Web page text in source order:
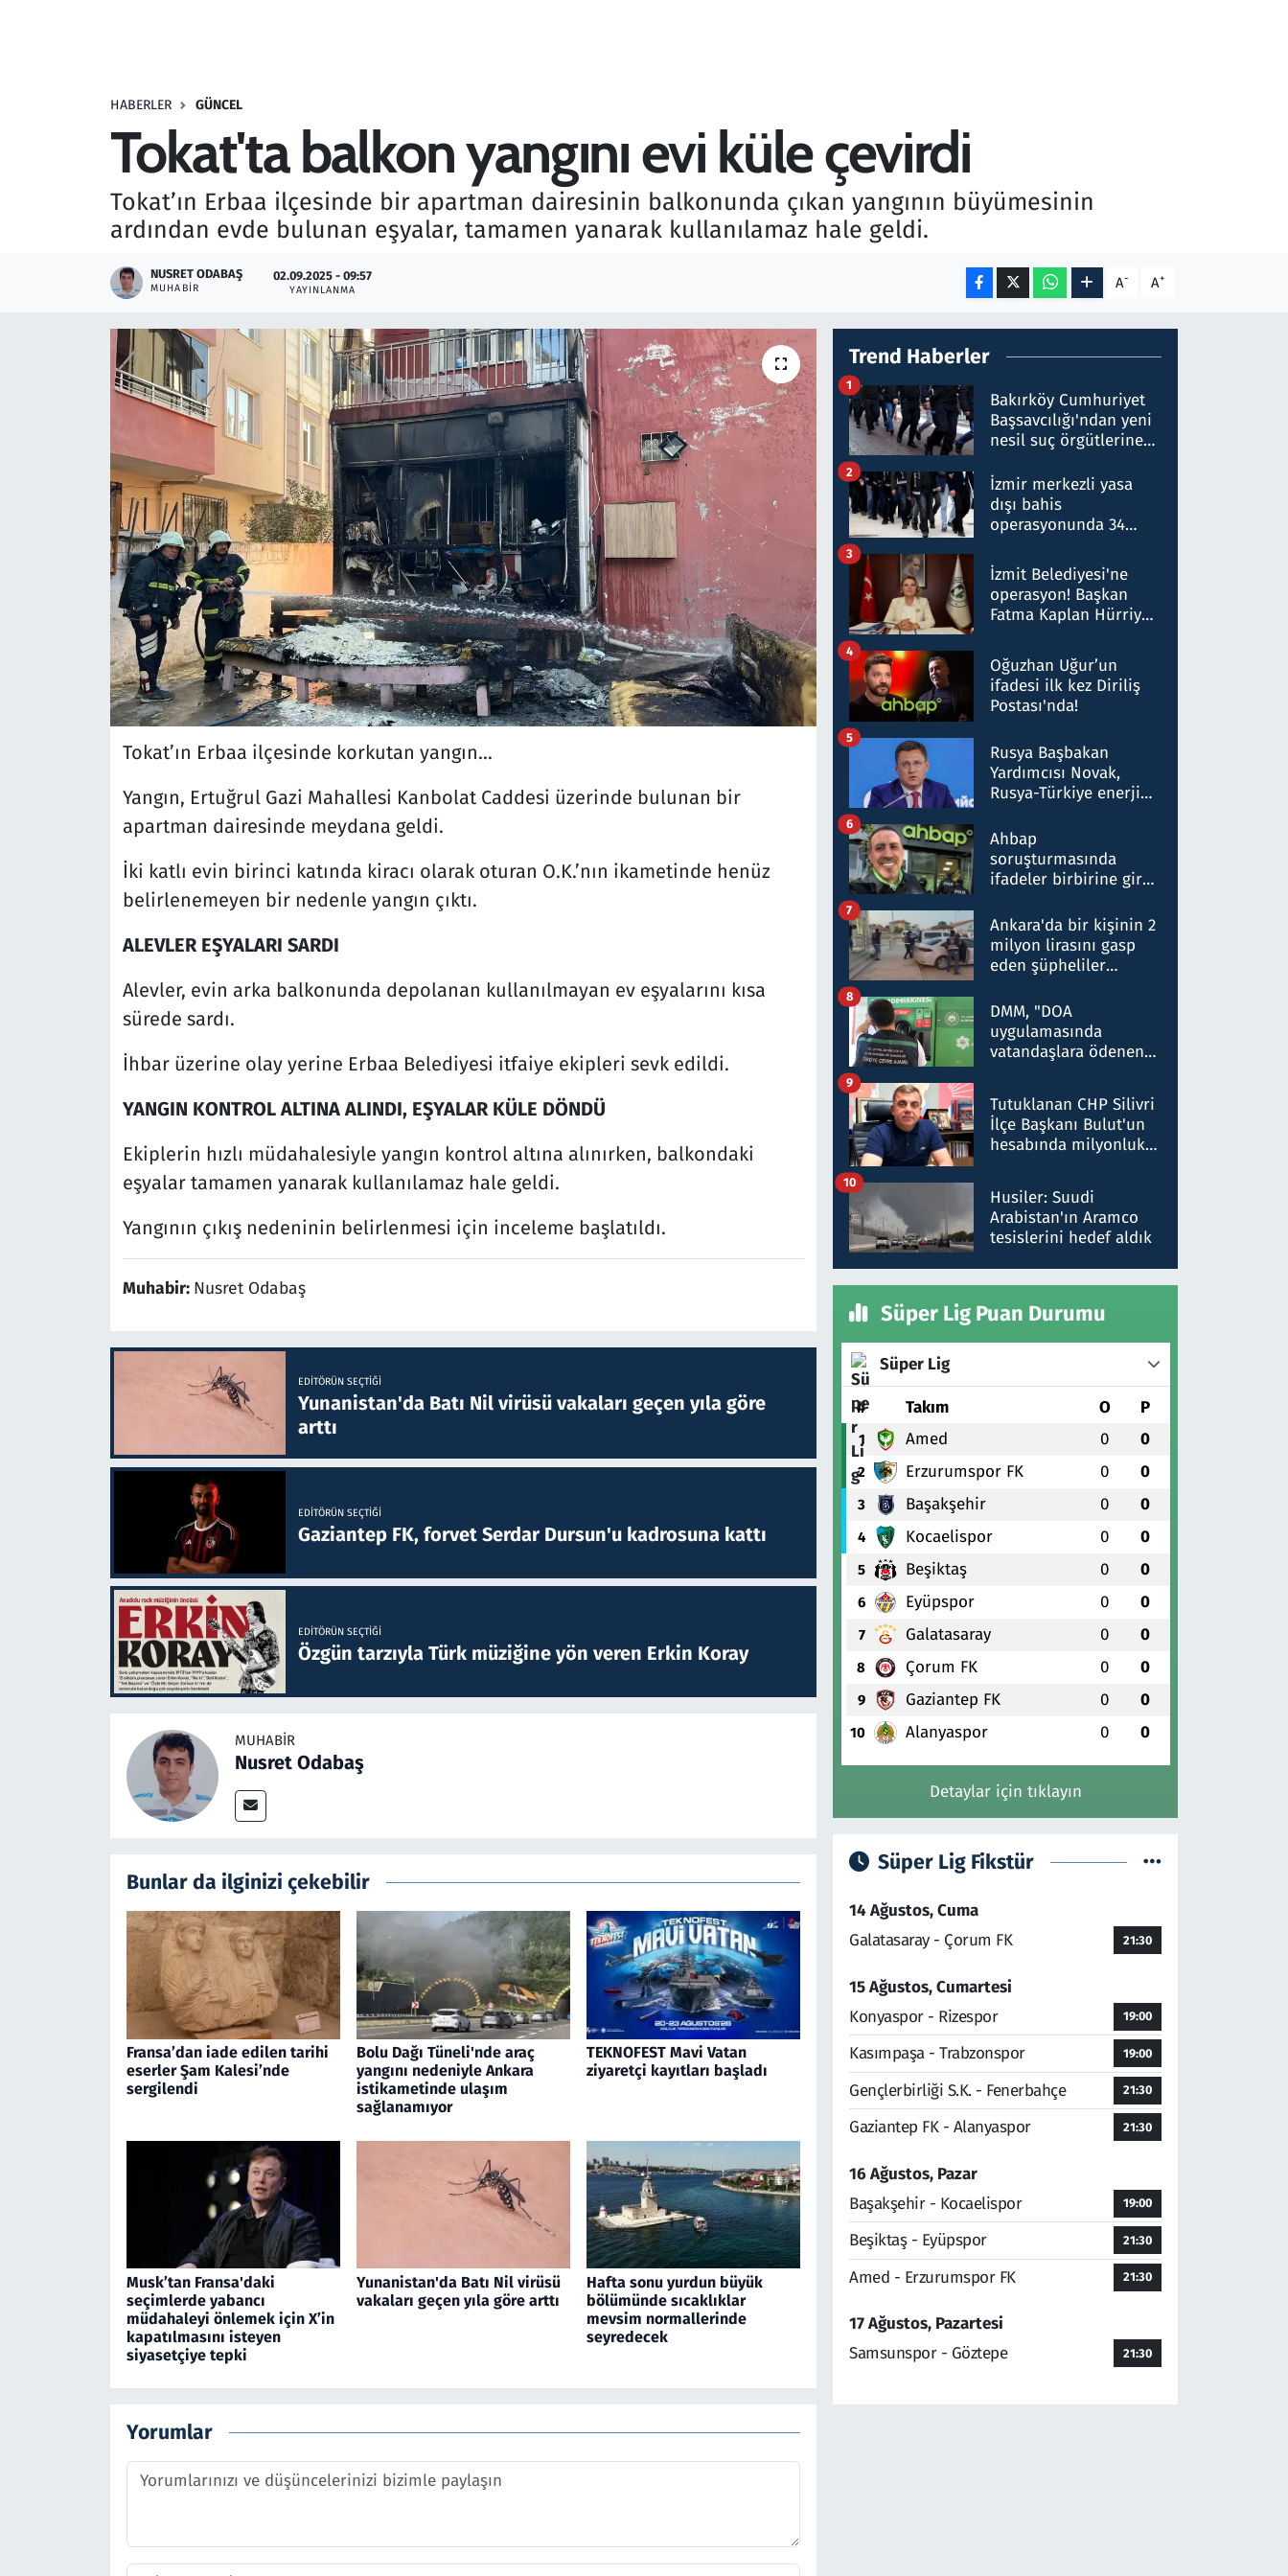
HABERLER GÜNCEL
Tokat'ta balkon yangını evi küle çevirdi
Tokat’ın Erbaa ilçesinde bir apartman dairesinin balkonunda çıkan yangının büyümesinin
ardından evde bulunan eşyalar, tamamen yanarak kullanılamaz hale geldi.
NUSRET ODABAŞ
MUHABIR
02.09.2025 - 09:57
YAYINLANMA A- A+
Tokat’ın Erbaa ilçesinde korkutan yangın...
Yangın, Ertuğrul Gazi Mahallesi Kanbolat Caddesi üzerinde bulunan bir
apartman dairesinde meydana geldi.
İki katlı evin birinci katında kiracı olarak oturan O.K.’nın ikametinde henüz
belirlenemeyen bir nedenle yangın çıktı.
ALEVLER EŞYALARI SARDI
Alevler, evin arka balkonunda depolanan kullanılmayan ev eşyalarını kısa
sürede sardı.
İhbar üzerine olay yerine Erbaa Belediyesi itfaiye ekipleri sevk edildi.
YANGIN KONTROL ALTINA ALINDI, EŞYALAR KÜLE DÖNDÜ
Ekiplerin hızlı müdahalesiyle yangın kontrol altına alınırken, balkondaki
eşyalar tamamen yanarak kullanılamaz hale geldi.
Yangının çıkış nedeninin belirlenmesi için inceleme başlatıldı.
Muhabir: Nusret Odabaş
EDITÖRÜN SEÇTIĞI
Yunanistan'da Batı Nil virüsü vakaları geçen yıla göre
arttı
EDITÖRÜN SEÇTIĞI
Gaziantep FK, forvet Serdar Dursun'u kadrosuna kattı
EDITÖRÜN SEÇTIĞI
Özgün tarzıyla Türk müziğine yön veren Erkin Koray
MUHABIR
Nusret Odabaş
Bunlar da ilginizi çekebilir
Fransa’dan iade edilen tarihi
eserler Şam Kalesi’nde
sergilendi
Bolu Dağı Tüneli'nde araç
yangını nedeniyle Ankara
istikametinde ulaşım
sağlanamıyor
TEKNOFEST Mavi Vatan
ziyaretçi kayıtları başladı
Musk’tan Fransa'daki
seçimlerde yabancı
müdahaleyi önlemek için X’in
kapatılmasını isteyen
siyasetçiye tepki
Yunanistan'da Batı Nil virüsü
vakaları geçen yıla göre arttı
Hafta sonu yurdun büyük
bölümünde sıcaklıklar
mevsim normallerinde
seyredecek
Yorumlar
Trend Haberler
Bakırköy Cumhuriyet
Başsavcılığı'ndan yeni
nesil suç örgütlerine
hakkında gözaltı kararı
1
İzmir merkezli yasa
dışı bahis
operasyonunda 34
Milyar liralık para
trafiği tespit edildi
2
İzmit Belediyesi'ne
operasyon! Başkan
Fatma Kaplan Hürriyet
3
Oğuzhan Uğur’un
ifadesi ilk kez Diriliş
Postası'nda!
4
Rusya Başbakan
Yardımcısı Novak,
Rusya-Türkiye enerji
nitelikte olduğunu
belirtti
5
Ahbap
soruşturmasında
ifadeler birbirine girdi:
ifadelerinden ortaya
çıkan tablo şok etti
6
Ankara'da bir kişinin 2
milyon lirasını gasp
eden şüpheliler
7
DMM, "DOA
uygulamasında
vatandaşlara ödenen
düşürüldüğü" iddiasını
yalanladı
8
Tutuklanan CHP Silivri
İlçe Başkanı Bulut'un
hesabında milyonluk
talimat verdi, ben
gönderdim
9
Husiler: Suudi
Arabistan'ın Aramco
tesislerini hedef aldık
10
Süper Lig Puan Durumu
Süper Lig
# Takım O P
1 Amed 0 0
2 Erzurumspor FK 0 0
3 Başakşehir 0 0
4 Kocaelispor 0 0
5 Beşiktaş 0 0
6 Eyüpspor 0 0
7 Galatasaray 0 0
8 Çorum FK 0 0
9 Gaziantep FK 0 0
10 Alanyaspor 0 0
Detaylar için tıklayın
Süper Lig Fikstür
14 Ağustos, Cuma
Galatasaray - Çorum FK
21:30
15 Ağustos, Cumartesi
Konyaspor - Rizespor
19:00
Kasımpaşa - Trabzonspor 19:00
Gençlerbirliği S.K. - Fenerbahçe 21:30
Gaziantep FK - Alanyaspor 21:30
16 Ağustos, Pazar
Başakşehir - Kocaelispor
19:00
Beşiktaş - Eyüpspor 21:30
Amed - Erzurumspor FK 21:30
17 Ağustos, Pazartesi
Samsunspor - Göztepe
21:30
Savunma Sanayi
Seçim 2023
Teknoloji ve Bilim
Televizyon